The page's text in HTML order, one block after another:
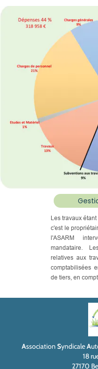
Les travaux
c'est le
l'ASARM
mandataire.
relatives aux
comptabilisées
de tiers, en
Association SyndicaleA
18
27170